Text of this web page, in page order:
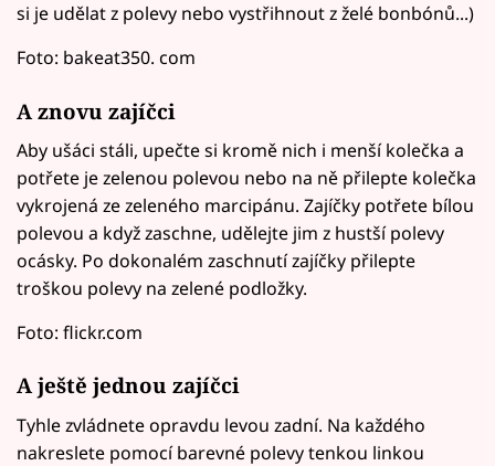
si je udělat z polevy nebo vystřihnout z želé bonbónů...)
Foto: bakeat350. com
A znovu zajíčci
Aby ušáci stáli, upečte si kromě nich i menší kolečka a
potřete je zelenou polevou nebo na ně přilepte kolečka
vykrojená ze zeleného marcipánu. Zajíčky potřete bílou
polevou a když zaschne, udělejte jim z hustší polevy
ocásky. Po dokonalém zaschnutí zajíčky přilepte
troškou polevy na zelené podložky.
Foto: flickr.com
A ještě jednou zajíčci
Tyhle zvládnete opravdu levou zadní. Na každého
nakreslete pomocí barevné polevy tenkou linkou